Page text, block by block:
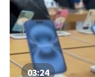
03:24